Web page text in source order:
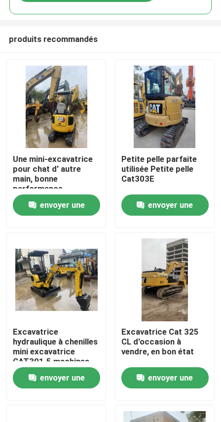
À la maison
Produits
Vidéos
Visite de l'usine
Contrôle de la qualité
Demandez un devis
Machines de construction de routes
Machines de construction utilisées
produits recommandés
Une mini-excavatrice
pour chat d' autre
main, bonne
performance,
disponible à un prix
raisonnable.envoyer une
Petite pelle parfaite
utilisée Petite pelle
Cat303E
envoyer une
Excavatrice
hydraulique à chenilles
mini excavatrice
CAT301.5 machines
d'occasion
envoyer une
Excavatrice Cat 325
CL d'occasion à
vendre, en bon état
envoyer une